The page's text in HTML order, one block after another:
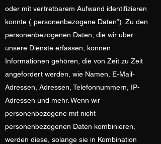
oder mit vertretbarem Aufwand identifizieren
könnte („personenbezogene Daten“). Zu den
personenbezogenen Daten, die wir über
unsere Dienste erfassen, können
Informationen gehören, die von Zeit zu Zeit
angefordert werden, wie Namen, E-Mail-
Adressen, Adressen, Telefonnummern, IP-
Adressen und mehr. Wenn wir
personenbezogene mit nicht
personenbezogenen Daten kombinieren,
werden diese, solange sie in Kombination